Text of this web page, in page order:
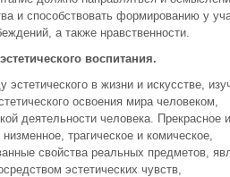
и способствовать формированию у
а также нравственности.
воспитания.
эстетического в жизни и искусстве,
освоения мира человеком,
деятельности человека. Прекрасное и
трагическое и комическое,
свойства реальных предметов,
эстетических чувств,